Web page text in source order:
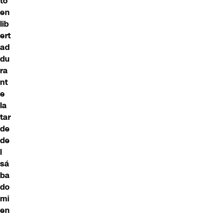
en
lib
ert
ad
du
ra
nt
e
la
tar
de
de
l
sá
ba
do
mi
en